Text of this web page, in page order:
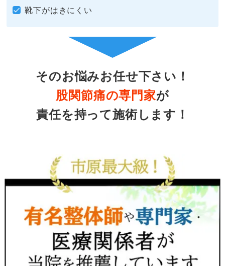
靴下がはきにくい
そのお悩みお任せ下さい！
股関節痛の専門家が
責任を持って施術します！